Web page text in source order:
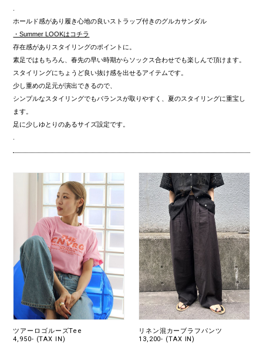
ホールド感があり履き心地の良いストラップ付きのグルカサンダル
・Summer LOOKはコチラ
存在感がありスタイリングのポイントに。
素足ではもちろん、春先の早い時期からソックス合わせでも楽しんで頂けます。
スタイリングにちょうど良い抜け感を出せるアイテムです。
少し重めの足元が演出できるので、
シンプルなスタイリングでもバランスが取りやすく、夏のスタイリングに重宝し
ます。
足に少しゆとりのあるサイズ設定です。
ツアーロゴルーズTee
4,950- (TAX IN)
リネン混カーブラフパンツ
13,200- (TAX IN)